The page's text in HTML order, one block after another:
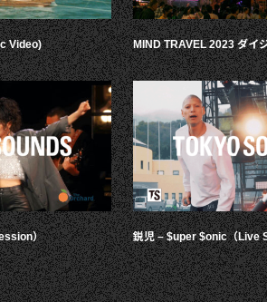
Video)
）
MIND TRAVEL 2023 ダイ
鋭児 – $uper $onic（Live